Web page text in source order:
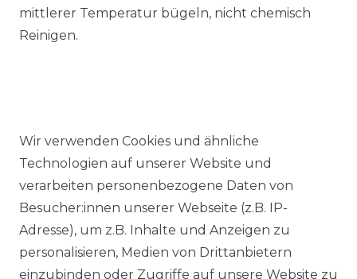
mittlerer Temperatur bügeln, nicht chemisch
Reinigen.
Ähnlicher Artikel
Seidensticker - Herren
Wir verwenden Cookies und ähnliche
Technologien auf unserer Website und
verarbeiten personenbezogene Daten von
Besucher:innen unserer Webseite (z.B. IP-
Adresse), um z.B. Inhalte und Anzeigen zu
personalisieren, Medien von Drittanbietern
einzubinden oder Zugriffe auf unsere Website zu